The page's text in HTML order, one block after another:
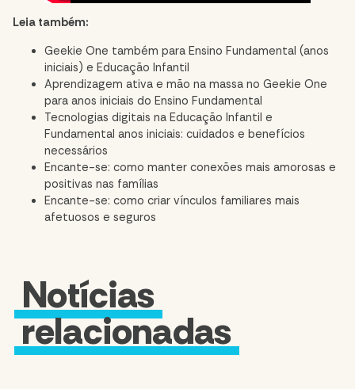
Leia também:
Geekie One também para Ensino Fundamental (anos
iniciais) e Educação Infantil
Aprendizagem ativa e mão na massa no Geekie One
para anos iniciais do Ensino Fundamental
Tecnologias digitais na Educação Infantil e
Fundamental anos iniciais: cuidados e benefícios
necessários
Encante-se: como manter conexões mais amorosas e
positivas nas famílias
Encante-se: como criar vínculos familiares mais
afetuosos e seguros
Notícias
relacionadas